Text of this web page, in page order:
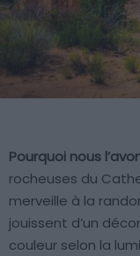
Pourquoi nous
rocheuses du
merveille à la
jouissent d’un
couleur selon la